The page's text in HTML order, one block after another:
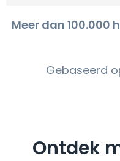
Meer dan 100.000
Gebaseerd
Ontdek